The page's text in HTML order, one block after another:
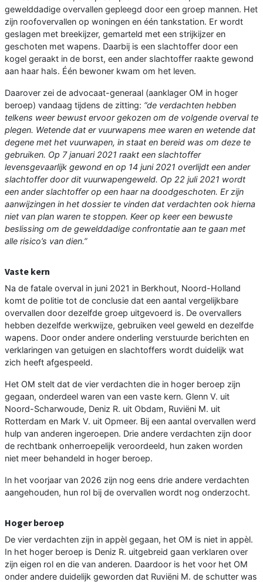
gewelddadige overvallen gepleegd door een groep mannen. Het
zijn roofovervallen op woningen en één tankstation. Er wordt
geslagen met breekijzer, gemarteld met een strijkijzer en
geschoten met wapens. Daarbij is een slachtoffer door een
kogel geraakt in de borst, een ander slachtoffer raakte gewond
aan haar hals. Één bewoner kwam om het leven.
Daarover zei de advocaat-generaal (aanklager OM in hoger
beroep) vandaag tijdens de zitting: “de verdachten hebben
telkens weer bewust ervoor gekozen om de volgende overval te
plegen. Wetende dat er vuurwapens mee waren en wetende dat
degene met het vuurwapen, in staat en bereid was om deze te
gebruiken. Op 7 januari 2021 raakt een slachtoffer
levensgevaarlijk gewond en op 14 juni 2021 overlijdt een ander
slachtoffer door dit vuurwapengeweld. Op 22 juli 2021 wordt
een ander slachtoffer op een haar na doodgeschoten. Er zijn
aanwijzingen in het dossier te vinden dat verdachten ook hierna
niet van plan waren te stoppen. Keer op keer een bewuste
beslissing om de gewelddadige confrontatie aan te gaan met
alle risico’s van dien.”
Vaste kern
Na de fatale overval in juni 2021 in Berkhout, Noord-Holland
komt de politie tot de conclusie dat een aantal vergelijkbare
overvallen door dezelfde groep uitgevoerd is. De overvallers
hebben dezelfde werkwijze, gebruiken veel geweld en dezelfde
wapens. Door onder andere onderling verstuurde berichten en
verklaringen van getuigen en slachtoffers wordt duidelijk wat
zich heeft afgespeeld.
Het OM stelt dat de vier verdachten die in hoger beroep zijn
gegaan, onderdeel waren van een vaste kern. Glenn V. uit
Noord-Scharwoude, Deniz R. uit Obdam, Ruviëni M. uit
Rotterdam en Mark V. uit Opmeer. Bij een aantal overvallen werd
hulp van anderen ingeroepen. Drie andere verdachten zijn door
de rechtbank onherroepelijk veroordeeld, hun zaken worden
niet meer behandeld in hoger beroep.
In het voorjaar van 2026 zijn nog eens drie andere verdachten
aangehouden, hun rol bij de overvallen wordt nog onderzocht.
Hoger beroep
De vier verdachten zijn in appèl gegaan, het OM is niet in appèl.
In het hoger beroep is Deniz R. uitgebreid gaan verklaren over
zijn eigen rol en die van anderen. Daardoor is het voor het OM
onder andere duidelijk geworden dat Ruviëni M. de schutter was